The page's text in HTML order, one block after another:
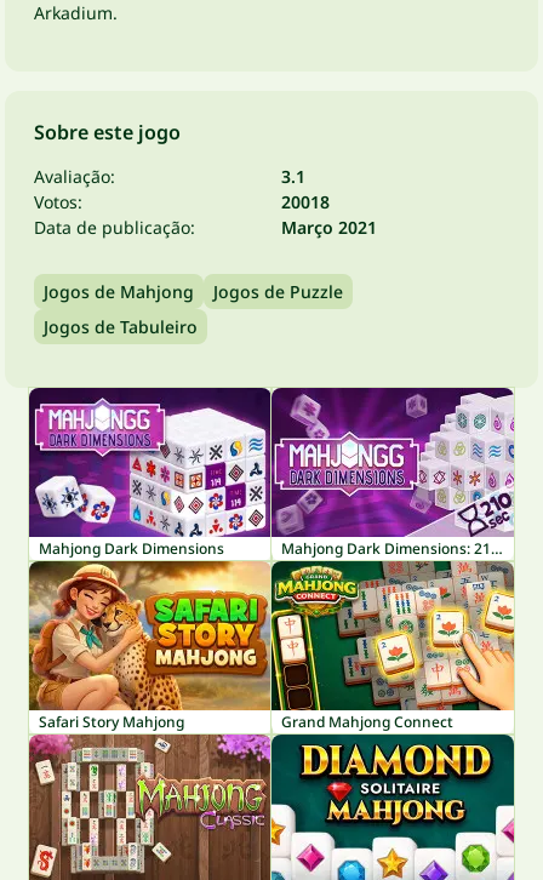
Arkadium.
Sobre este jogo
Avaliação:
3.1
Votos:
20018
Data de publicação:
Março 2021
Jogos de Mahjong
Jogos de Puzzle
Jogos de Tabuleiro
Mahjong Dark Dimensions Mahjong Dark Dimensions: 210 seconds
Safari Story Mahjong Grand Mahjong Connect